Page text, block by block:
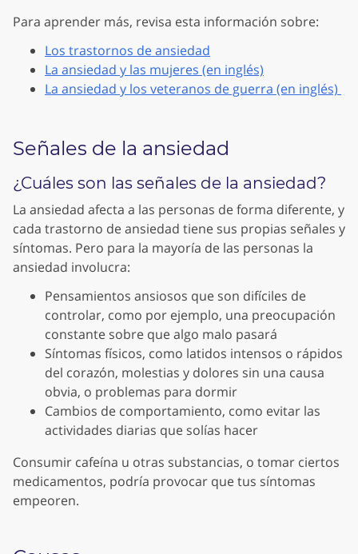
Para aprender más, revisa esta información sobre:
Los trastornos de ansiedad
La ansiedad y las mujeres (en inglés)
La ansiedad y los veteranos de guerra (en inglés)
Señales de la ansiedad
¿Cuáles son las señales de la ansiedad?
La ansiedad afecta a las personas de forma diferente, y
cada trastorno de ansiedad tiene sus propias señales y
síntomas. Pero para la mayoría de las personas la
ansiedad involucra:
Pensamientos ansiosos que son difíciles de
controlar, como por ejemplo, una preocupación
constante sobre que algo malo pasará
Síntomas físicos, como latidos intensos o rápidos
del corazón, molestias y dolores sin una causa
obvia, o problemas para dormir
Cambios de comportamiento, como evitar las
actividades diarias que solías hacer
Consumir cafeína u otras substancias, o tomar ciertos
medicamentos, podría provocar que tus síntomas
empeoren.